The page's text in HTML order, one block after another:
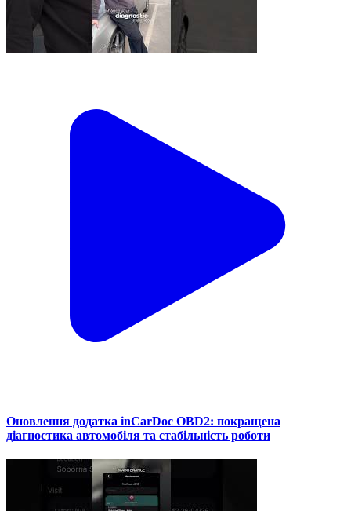
Оновлення додатка inCarDoc OBD2: покращена
діагностика автомобіля та стабільність роботи